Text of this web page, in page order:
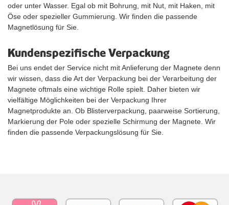
oder unter Wasser. Egal ob mit Bohrung, mit Nut, mit Haken, mit
Öse oder spezieller Gummierung. Wir finden die passende
Magnetlösung für Sie.
Kundenspezifische Verpackung
Bei uns endet der Service nicht mit Anlieferung der Magnete denn
wir wissen, dass die Art der Verpackung bei der Verarbeitung der
Magnete oftmals eine wichtige Rolle spielt. Daher bieten wir
vielfältige Möglichkeiten bei der Verpackung Ihrer
Magnetprodukte an. Ob Blisterverpackung, paarweise Sortierung,
Markierung der Pole oder spezielle Schirmung der Magnete. Wir
finden die passende Verpackungslösung für Sie.